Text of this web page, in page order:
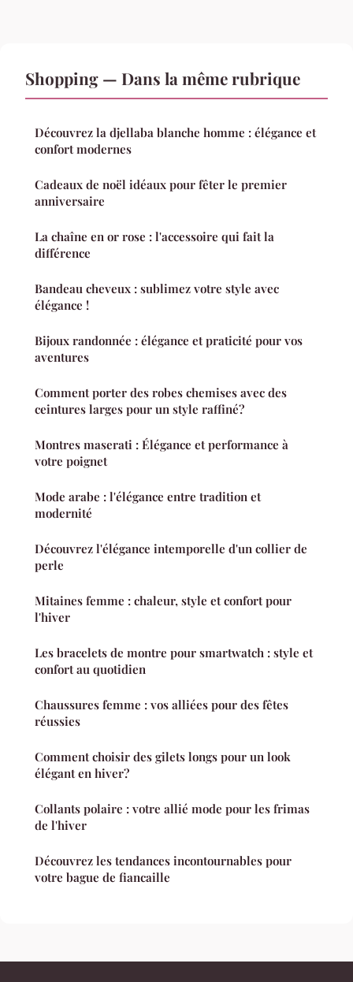
Shopping — Dans la même rubrique
Découvrez la djellaba blanche homme : élégance et
confort modernes
Cadeaux de noël idéaux pour fêter le premier
anniversaire
La chaîne en or rose : l'accessoire qui fait la
différence
Bandeau cheveux : sublimez votre style avec
élégance !
Bijoux randonnée : élégance et praticité pour vos
aventures
Comment porter des robes chemises avec des
ceintures larges pour un style raffiné?
Montres maserati : Élégance et performance à
votre poignet
Mode arabe : l'élégance entre tradition et
modernité
Découvrez l'élégance intemporelle d'un collier de
perle
Mitaines femme : chaleur, style et confort pour
l'hiver
Les bracelets de montre pour smartwatch : style et
confort au quotidien
Chaussures femme : vos alliées pour des fêtes
réussies
Comment choisir des gilets longs pour un look
élégant en hiver?
Collants polaire : votre allié mode pour les frimas
de l'hiver
Découvrez les tendances incontournables pour
votre bague de fiancaille